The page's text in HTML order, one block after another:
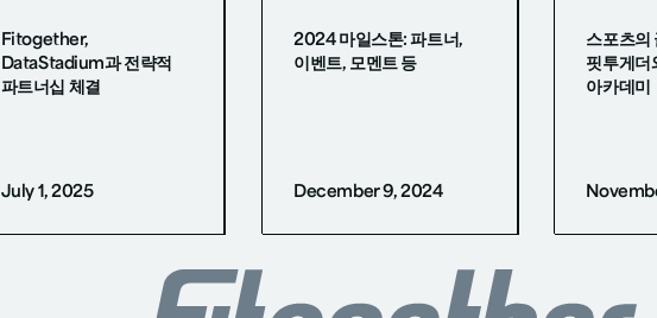
Fitogether,
DataStadium과 전략적
파트너십 체결
July 1, 2025
2024 마일스톤: 파트너,
이벤트, 모멘트 등
December 9, 2024
스포츠의
핏투게더
아카데미